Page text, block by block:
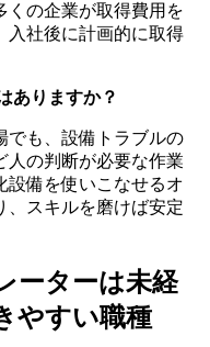
くの企業が取得費用を
入社後に計画的に取得
ありますか？
でも、設備トラブルの
人の判断が必要な作業
設備を使いこなせるオ
、スキルを磨けば安定
ーターは未経
やすい職種